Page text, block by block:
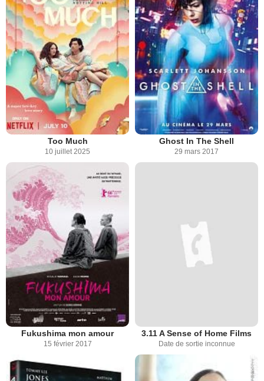
Too Much
10 juillet 2025
Ghost In The Shell
29 mars 2017
Fukushima mon amour
15 février 2017
3.11 A Sense of Home Films
Date de sortie inconnue